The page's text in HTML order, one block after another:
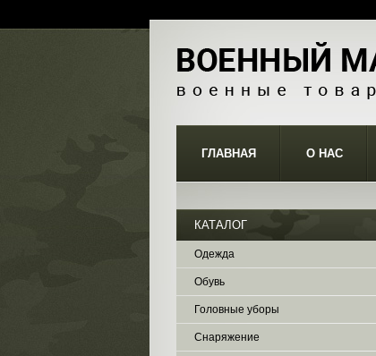
ГЛАВНАЯ О НАС
КАТАЛОГ
Одежда
Обувь
Головные уборы
Снаряжение